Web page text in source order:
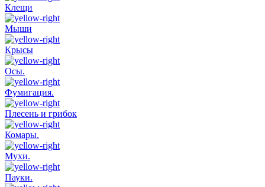
Клещи
Мыши
Крысы
Осы.
Фумигация.
Плесень и грибок
Комары.
Мухи.
Пауки.